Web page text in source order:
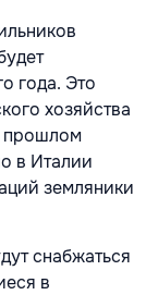
года. Это
хозяйства
прошлом
в Италии
земляники
снабжаться
в